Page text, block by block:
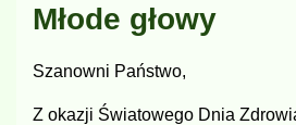
Młode głowy
Szanowni Państwo,
Z okazji Światowego Dnia